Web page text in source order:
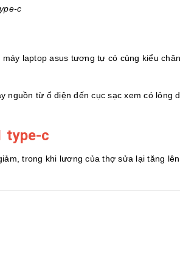
c
laptop asus tương tự có cùng kiểu chân
nguồn từ ổ điện đến cục sạc xem có lỏng
type-c
trong khi lương của thợ sửa lại tăng lên.